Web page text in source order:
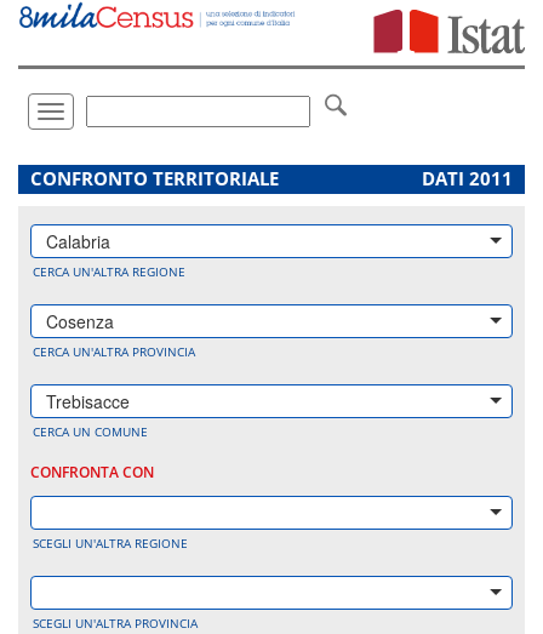
Vai
direttamente
Toggle
navigation
.
CONFRONTO TERRITORIALE DATI 2011
Calabria
CERCA UN'ALTRA REGIONE
Cosenza
CERCA UN'ALTRA PROVINCIA
Trebisacce
CERCA UN COMUNE
CONFRONTA CON
SCEGLI UN'ALTRA REGIONE
SCEGLI UN'ALTRA PROVINCIA